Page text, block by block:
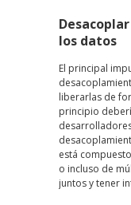
los datos
El principal
liberarlas de
principio
está
o incluso de
juntos y tener